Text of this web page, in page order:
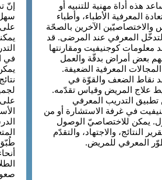
هذه أداة مهنية للتنبيه أو
المعرفية الأطباء، وأطباء
والاختصاصيّين الآخرين بالصحّة
المعرفي عند المرضى. قد
معلومات كوجنيفيت ومقارنتها
بعض أمراض بدقّة والعمل
المعرفية الضعيفة.
نقاط الضعف والقوّة في
علاج المريض وقياس تقدّمه.
تطبيق التدريب المعرفي
في غرفة الاستشارة أو من
يمكن للاختصاصيّ الوصول
النتائج، والاجتهاد، والتقدّم
المعرفي للمريض.
إنّ
على
في